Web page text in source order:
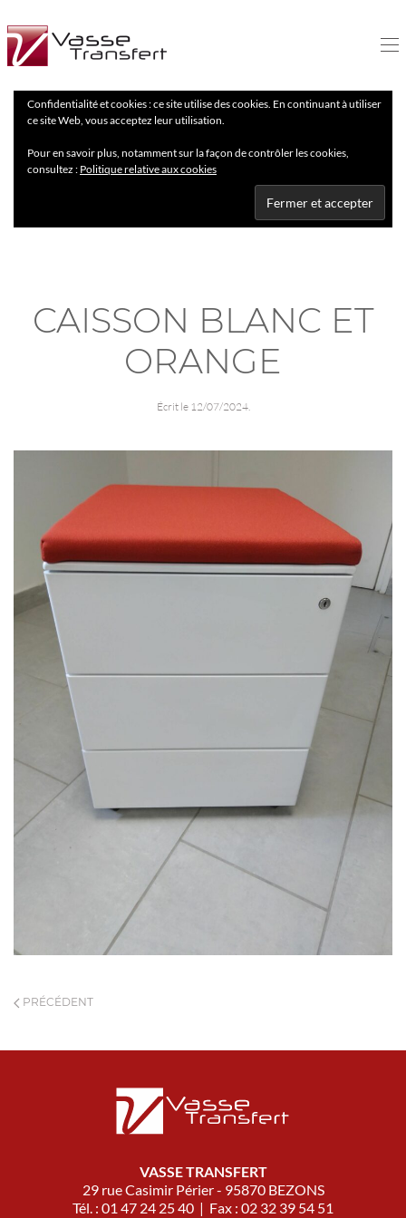
Confidentialité et cookies : ce site utilise des cookies. En continuant à utiliser
ce site Web, vous acceptez leur utilisation.
Pour en savoir plus, notamment sur la façon de contrôler les cookies,
consultez : Politique relative aux cookies
CAISSON BLANC ET
ORANGE
Écrit le 12/07/2024.
PRÉCÉDENT
VASSE TRANSFERT
29 rue Casimir Périer - 95870 BEZONS
Tél. : 01 47 24 25 40 | Fax : 02 32 39 54 51